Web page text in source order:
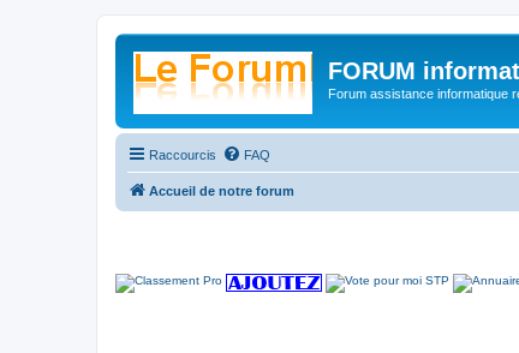
FORUM
Forum assistance informatique
Raccourcis FAQ
Accueil de notre forum